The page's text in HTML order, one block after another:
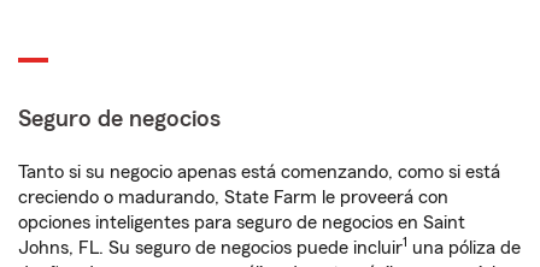
Seguro de negocios
Tanto si su negocio apenas está comenzando, como si está
creciendo o madurando, State Farm le proveerá con
opciones inteligentes para seguro de negocios en Saint
Johns, FL. Su seguro de negocios puede incluir1 una póliza de